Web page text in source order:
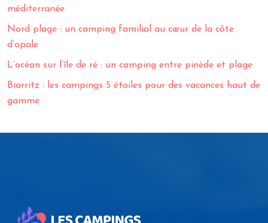
méditerranée
Nord plage : un camping familial au cœur de la côte
d’opale
L’océan sur l’île de ré : un camping entre pinède et plage
Biarritz : les campings 5 étoiles pour des vacances haut de
gamme